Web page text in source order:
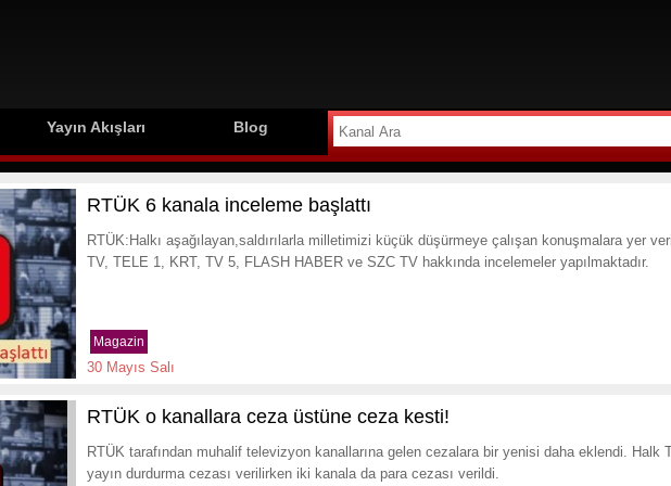
Yayın Akışları Blog
RTÜK 6 kanala inceleme başlattı
RTÜK:Halkı aşağılayan,saldırılarla milletimizi küçük düşürmeye çalışan konuşmalara yer
TV, TELE 1, KRT, TV 5, FLASH HABER ve SZC TV hakkında incelemeler yapılmaktadır.
Magazin
30 Mayıs Salı
RTÜK o kanallara ceza üstüne ceza kesti!
RTÜK tarafından muhalif televizyon kanallarına gelen cezalara bir yenisi daha eklendi. Halk
yayın durdurma cezası verilirken iki kanala da para cezası verildi.